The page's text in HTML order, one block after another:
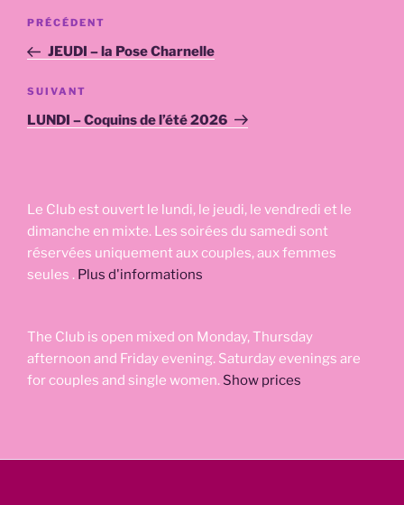
Navigation
l’article
Article
précédent
PRÉCÉDENT
JEUDI – la Pose Charnelle
Article
suivant
SUIVANT
LUNDI – Coquins de l’été 2026
Le Club est ouvert le lundi, le jeudi, le vendredi et le
dimanche en mixte. Les soirées du samedi sont
réservées uniquement aux couples, aux femmes
seules . Plus d'informations
The Club is open mixed on Monday, Thursday
afternoon and Friday evening. Saturday evenings are
for couples and single women. Show prices